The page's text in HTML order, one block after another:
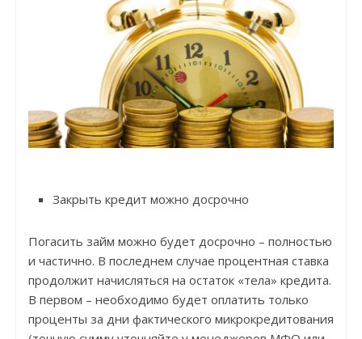
Закрыть кредит можно досрочно
Погасить займ можно будет досрочно – полностью
и частично. В последнем случае процентная ставка
продолжит начисляться на остаток «тела» кредита.
В первом – необходимо будет оплатить только
проценты за дни фактического микрокредитования